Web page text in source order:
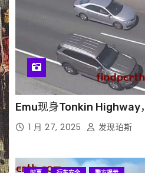
Emu现身Tonkin Highway
1 月 27, 2025 发现珀斯